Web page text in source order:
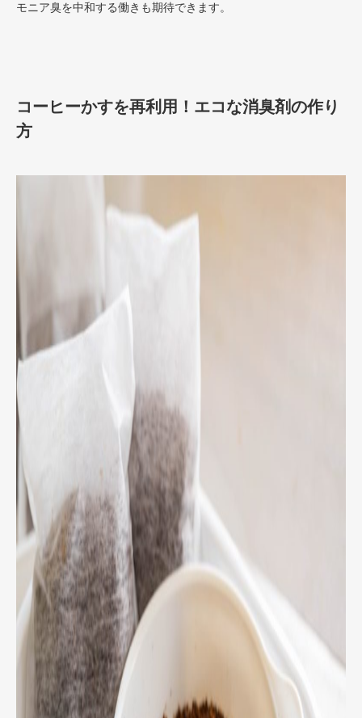
モニア臭を中和する働きも期待できます。
コーヒーかすを再利用！エコな消臭剤の作り
方